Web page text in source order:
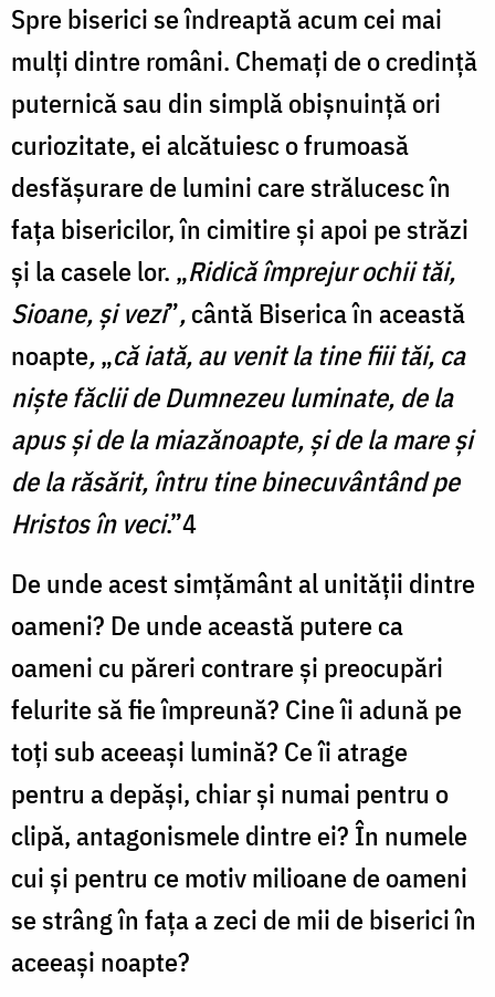
Spre biserici se îndreaptă acum cei mai
mulţi dintre români. Chemaţi de o credinţă
puternică sau din simplă obişnuinţă ori
curiozitate, ei alcătuiesc o frumoasă
desfăşurare de lumini care strălucesc în
faţa bisericilor, în cimitire şi apoi pe străzi
şi la casele lor. „Ridică împrejur ochii tăi,
Sioane, şi vezi”,cântă Biserica în această
noapte,„că iată, au venit la tine fiii tăi, ca
nişte făclii de Dumnezeu luminate, de la
apus şi de la miazănoapte, şi de la mare şi
de la răsărit, întru tine binecuvântând pe
Hristos în veci.”4
De unde acest simţământ al unităţii dintre
oameni? De unde această putere ca
oameni cu păreri contrare şi preocupări
felurite să fie împreună? Cine îi adună pe
toţi sub aceeaşi lumină? Ce îi atrage
pentru a depăşi, chiar şi numai pentru o
clipă, antagonismele dintre ei? În numele
cui şi pentru ce motiv milioane de oameni
se strâng în faţa a zeci de mii de biserici în
aceeaşi noapte?